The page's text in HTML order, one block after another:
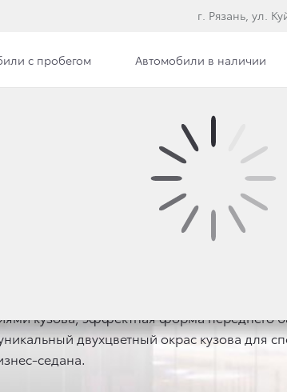
г. Рязань, ул.
с пробегом Автомобили в наличии
СЕРИЯ
кузова, эффектная форма переднего
двухцветный окрас кузова для
седана.